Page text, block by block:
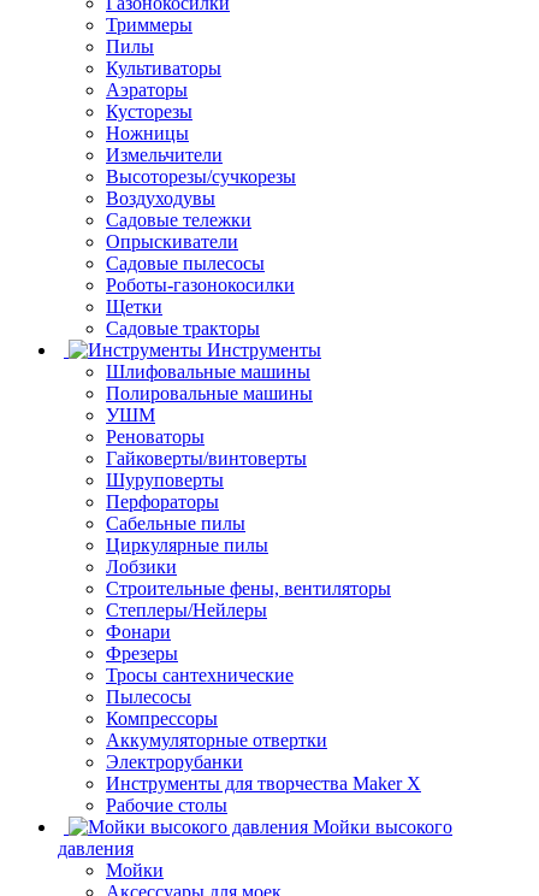
Триммеры
Пилы
Культиваторы
Аэраторы
Кусторезы
Ножницы
Измельчители
Высоторезы/сучкорезы
Воздуходувы
Садовые тележки
Опрыскиватели
Садовые пылесосы
Роботы-газонокосилки
Щетки
Садовые тракторы
Инструменты
Шлифовальные машины
Полировальные машины
УШМ
Реноваторы
Гайковерты/винтоверты
Шуруповерты
Перфораторы
Сабельные пилы
Циркулярные пилы
Лобзики
Строительные фены, вентиляторы
Степлеры/Нейлеры
Фонари
Фрезеры
Тросы сантехнические
Пылесосы
Компрессоры
Аккумуляторные отвертки
Электрорубанки
Инструменты для творчества Maker X
Рабочие столы
Мойки высокого
давления
Мойки